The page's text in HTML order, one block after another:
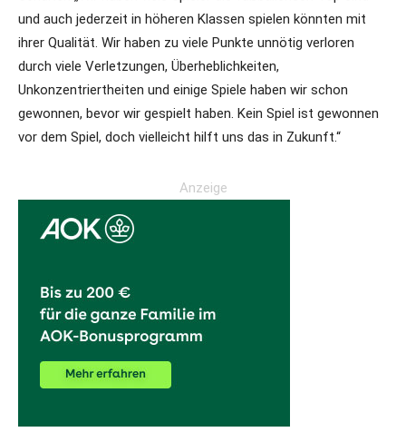
und auch jederzeit in höheren Klassen spielen könnten mit
ihrer Qualität. Wir haben zu viele Punkte unnötig verloren
durch viele Verletzungen, Überheblichkeiten,
Unkonzentriertheiten und einige Spiele haben wir schon
gewonnen, bevor wir gespielt haben. Kein Spiel ist gewonnen
vor dem Spiel, doch vielleicht hilft uns das in Zukunft.“
Anzeige